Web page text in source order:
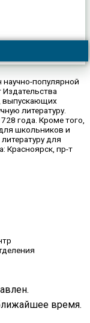
популярной
выпускающих
литературу.
года. Кроме того,
школьников и
для
Красноярск, пр-т
время.